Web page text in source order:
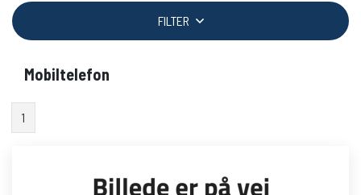
FILTER
Mobiltelefon
1